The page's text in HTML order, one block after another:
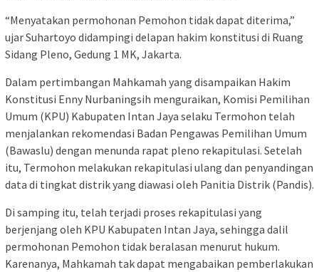
“Menyatakan permohonan Pemohon tidak dapat diterima,”
ujar Suhartoyo didampingi delapan hakim konstitusi di Ruang
Sidang Pleno, Gedung 1 MK, Jakarta.
Dalam pertimbangan Mahkamah yang disampaikan Hakim
Konstitusi Enny Nurbaningsih menguraikan, Komisi Pemilihan
Umum (KPU) Kabupaten Intan Jaya selaku Termohon telah
menjalankan rekomendasi Badan Pengawas Pemilihan Umum
(Bawaslu) dengan menunda rapat pleno rekapitulasi. Setelah
itu, Termohon melakukan rekapitulasi ulang dan penyandingan
data di tingkat distrik yang diawasi oleh Panitia Distrik (Pandis).
Di samping itu, telah terjadi proses rekapitulasi yang
berjenjang oleh KPU Kabupaten Intan Jaya, sehingga dalil
permohonan Pemohon tidak beralasan menurut hukum.
Karenanya, Mahkamah tak dapat mengabaikan pemberlakukan